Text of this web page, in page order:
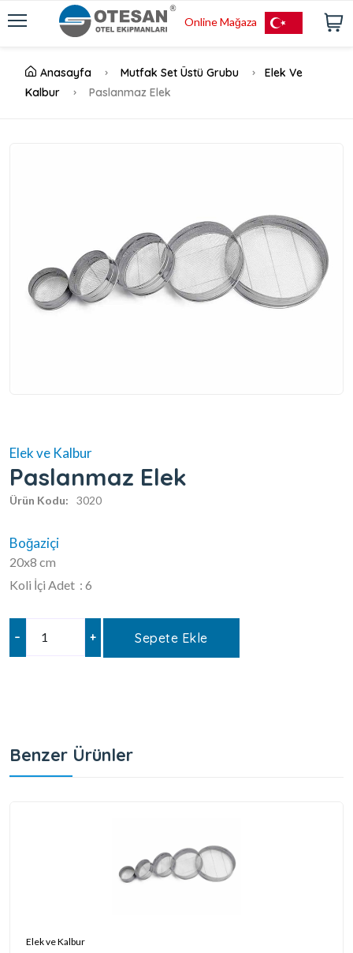
Online Mağaza
Anasayfa Mutfak Set Üstü Grubu
Elek Ve
Kalbur
Paslanmaz Elek
Elek ve Kalbur
Paslanmaz Elek
Ürün Kodu: 3020
Boğaziçi
20x8 cm
Koli İçi Adet : 6
– + Sepete Ekle
Benzer Ürünler
Elek ve Kalbur